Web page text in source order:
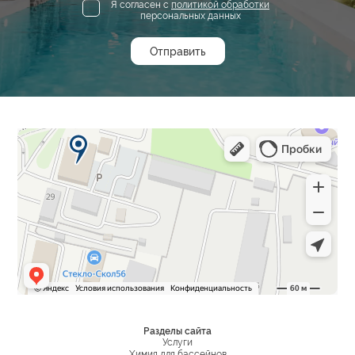
Я согласен с политикой обработки
персональных данных
Разделы сайта
Услуги